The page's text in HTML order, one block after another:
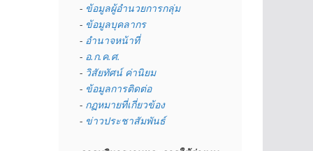
- ข้อมูลผู้อำนวยการกลุ่ม
- ข้อมูลบุคลากร
- อำนาจหน้าที่
- อ.ก.ค.ศ.
- วิสัยทัศน์ ค่านิยม
- ข้อมูลการติดต่อ
- กฏหมายที่เกี่ยวข้อง
- ข่าวประชาสัมพันธ์